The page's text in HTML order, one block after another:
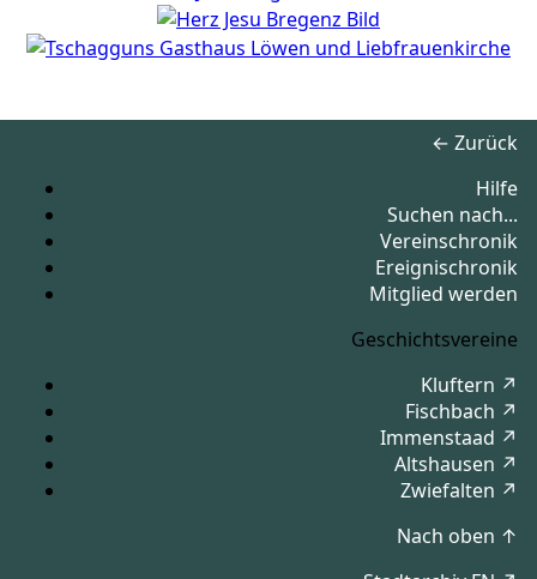
← Zurück
Hilfe
Suchen nach...
Vereinschronik
Ereignischronik
Mitglied werden
Geschichtsvereine
Kluftern ↗
Fischbach ↗
Immenstaad ↗
Altshausen ↗
Zwiefalten ↗
Nach oben ↑